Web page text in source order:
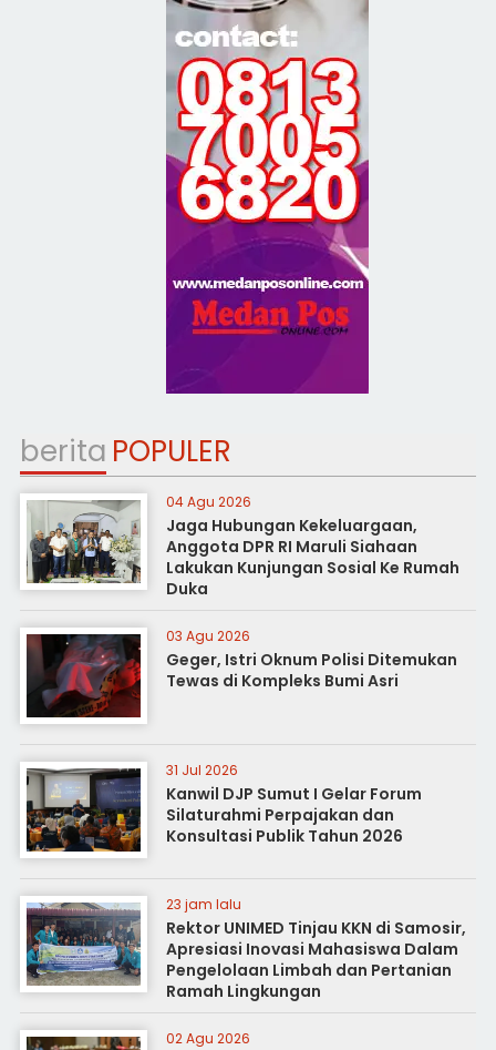
berita POPULER
04 Agu 2026
Jaga Hubungan Kekeluargaan,
Anggota DPR RI Maruli Siahaan
Lakukan Kunjungan Sosial Ke Rumah
Duka
03 Agu 2026
Geger, Istri Oknum Polisi Ditemukan
Tewas di Kompleks Bumi Asri
31 Jul 2026
Kanwil DJP Sumut I Gelar Forum
Silaturahmi Perpajakan dan
Konsultasi Publik Tahun 2026
23 jam lalu
Rektor UNIMED Tinjau KKN di Samosir,
Apresiasi Inovasi Mahasiswa Dalam
Pengelolaan Limbah dan Pertanian
Ramah Lingkungan
02 Agu 2026